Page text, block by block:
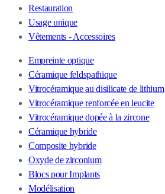
Restauration
Usage unique
Vêtements - Accessoires
Empreinte optique
Céramique feldspathique
Vitrocéramique au disilicate de lithium
Vitrocéramique renforcée en leucite
Vitrocéramique dopée à la zircone
Céramique hybride
Composite hybride
Oxyde de zirconium
Blocs pour Implants
Modélisation